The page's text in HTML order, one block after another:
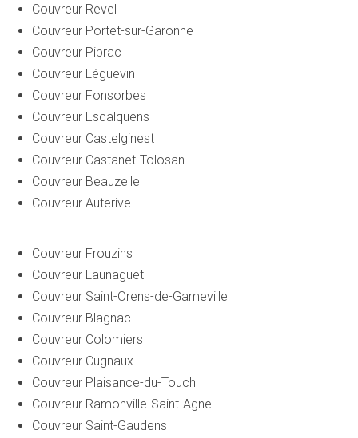
Couvreur Revel
Couvreur Portet-sur-Garonne
Couvreur Pibrac
Couvreur Léguevin
Couvreur Fonsorbes
Couvreur Escalquens
Couvreur Castelginest
Couvreur Castanet-Tolosan
Couvreur Beauzelle
Couvreur Auterive
Couvreur Frouzins
Couvreur Launaguet
Couvreur Saint-Orens-de-Gameville
Couvreur Blagnac
Couvreur Colomiers
Couvreur Cugnaux
Couvreur Plaisance-du-Touch
Couvreur Ramonville-Saint-Agne
Couvreur Saint-Gaudens